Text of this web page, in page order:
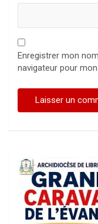
Enregistrer mon
navigateur pour